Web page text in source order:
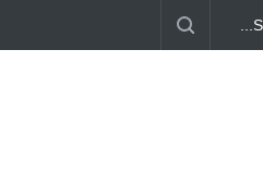
روز
سیاست‌های
و نقض
سوق